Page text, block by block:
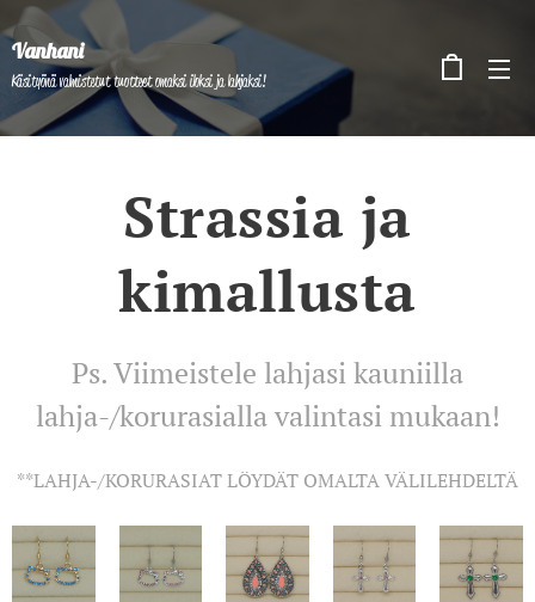
Vanhani
Käsityönä valmistetut tuotteet omaksi iloksi ja lahjaksi!
Strassia ja
kimallusta
Ps. Viimeistele lahjasi kauniilla
lahja-/korurasialla valintasi mukaan!
**LAHJA-/KORURASIAT LÖYDÄT OMALTA VÄLILEHDELTÄ